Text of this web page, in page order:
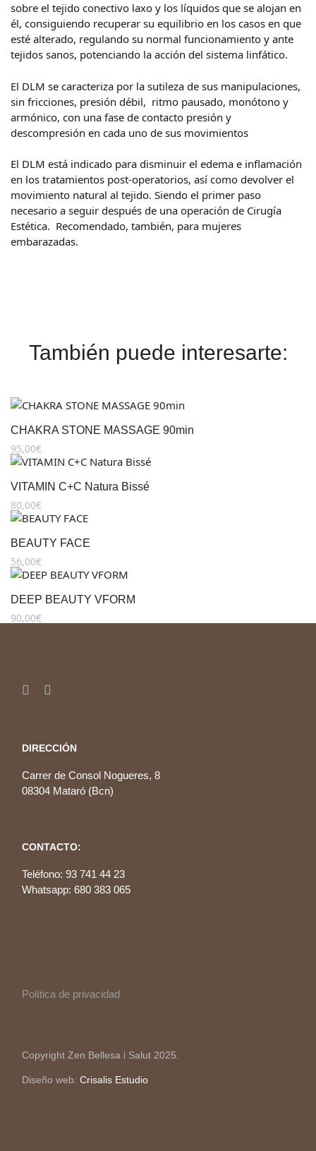
sobre el tejido conectivo laxo y los líquidos que se alojan en
él, consiguiendo recuperar su equilibrio en los casos en que
esté alterado, regulando su normal funcionamiento y ante
tejidos sanos, potenciando la acción del sistema linfático.
El DLM se caracteriza por la sutileza de sus manipulaciones,
sin fricciones, presión débil, ritmo pausado, monótono y
armónico, con una fase de contacto presión y
descompresión en cada uno de sus movimientos
El DLM está indicado para disminuir el edema e inflamación
en los tratamientos post-operatorios, así como devolver el
movimiento natural al tejido. Siendo el primer paso
necesario a seguir después de una operación de Cirugía
Estética. Recomendado, también, para mujeres
embarazadas.
También puede interesarte:
CHAKRA STONE MASSAGE 90min
95,00€
VITAMIN C+C Natura Bissé
80,00€
BEAUTY FACE
56,00€
DEEP BEAUTY VFORM
90,00€
DIRECCIÓN
Carrer de Consol Nogueres, 8
08304 Mataró (Bcn)
CONTACTO:
Teléfono: 93 741 44 23
Whatsapp: 680 383 065
Política de privacidad
Copyright Zen Bellesa i Salut 2025.
Diseño web: Crisalis Estudio